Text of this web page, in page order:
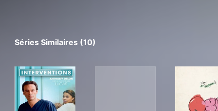
Séries Similaires (10)